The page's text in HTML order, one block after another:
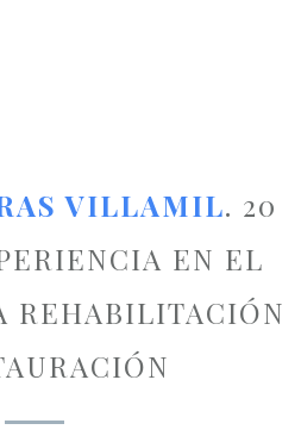
VILLAMIL. 20
EN EL
REHABILITACIÓN